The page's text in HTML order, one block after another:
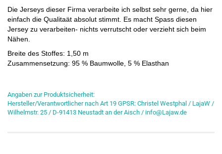
Die Jerseys dieser Firma verarbeite ich selbst sehr gerne, da hier
einfach die Qualitaät absolut stimmt. Es macht Spass diesen
Jersey zu verarbeiten- nichts verrutscht oder verzieht sich beim
Nähen.
Breite des Stoffes: 1,50 m
Zusammensetzung: 95 % Baumwolle, 5 % Elasthan
Angaben zur Produktsicherheit:
Hersteller/Verantwortlicher nach Art 19 GPSR: Christel Westphal / LajaW /
Wilhelmstr. 25 / D-91413 Neustadt an der Aisch / info@Lajaw.de